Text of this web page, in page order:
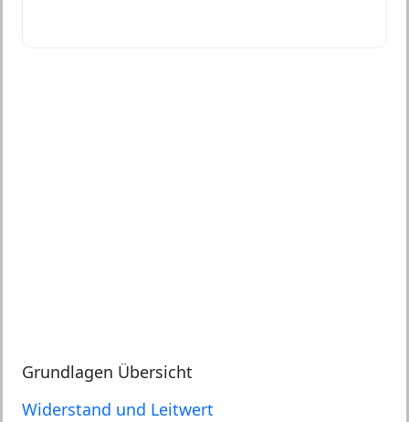
Grundlagen Übersicht
Widerstand und Leitwert